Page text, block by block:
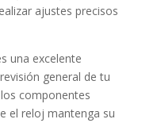
ajustes precisos
una excelente
general de tu
componentes
el reloj mantenga su